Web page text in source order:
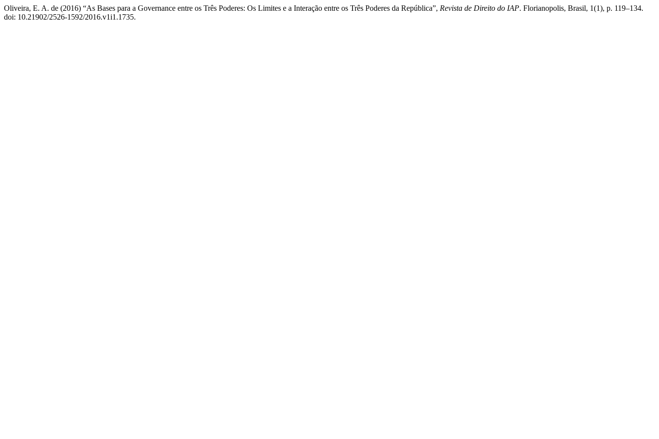
Oliveira, E. A. de (2016) “As Bases para a Governance entre os Três Poderes: Os Limites e a Interação entre os Três Poderes da República”, Revista de Direito do IAP. Florianopolis, Brasil, 1(1), p. 119–134.
doi: 10.21902/2526-1592/2016.v1i1.1735.